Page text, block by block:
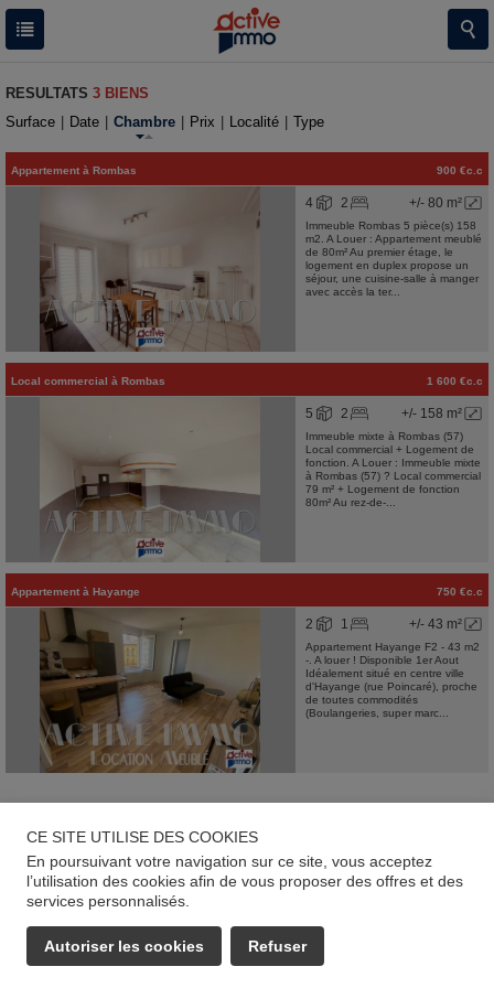
RESULTATS 3 BIENS
Surface
Date Chambre Prix Localité Type
Appartement à Rombas 900 €c.c
+/- 80 m²
4 2
Immeuble Rombas 5 pièce(s) 158
m2. A Louer : Appartement meublé
de 80m² Au premier étage, le
logement en duplex propose un
séjour, une cuisine-salle à manger
avec accès la ter...
Local commercial à Rombas 1 600 €c.c
+/- 158 m²
5 2
Immeuble mixte à Rombas (57)
Local commercial + Logement de
fonction. A Louer : Immeuble mixte
à Rombas (57) ? Local commercial
79 m² + Logement de fonction
80m² Au rez-de-...
Appartement à Hayange 750 €c.c
+/- 43 m²
2 1
Appartement Hayange F2 - 43 m2
-. A louer ! Disponible 1er Aout
Idéalement situé en centre ville
d'Hayange (rue Poincaré), proche
de toutes commodités
(Boulangeries, super marc...
CE SITE UTILISE DES COOKIES
En poursuivant votre navigation sur ce site, vous acceptez
l’utilisation des cookies afin de vous proposer des offres et des
services personnalisés.
Autoriser les cookies Refuser